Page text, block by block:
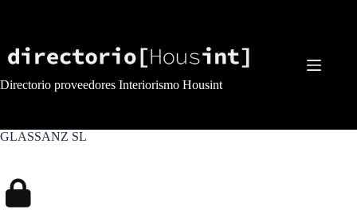
Directorio proveedores Interiorismo Housint
GLASSANZ SL